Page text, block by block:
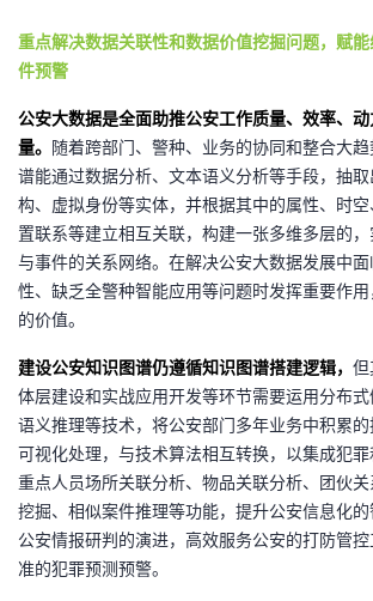
重点解决数据关联性和数据价值挖掘问题，赋
件预警
公安大数据是全面助推公安工作质量、效率、
量。 随着跨部门、警种、业务的协同和整合大
谱能通过数据分析、文本语义分析等手段，抽
构、虚拟身份等实体，并根据其中的属性、时
置联系等建立相互关联，构建一张多维多层的
与事件的关系网络。在解决公安大数据发展中
性、缺乏全警种智能应用等问题时发挥重要作
的价值。
建设公安知识图谱仍遵循知识图谱搭建逻辑， 但
体层建设和实战应用开发等环节需要运用分布式
语义推理等技术，将公安部门多年业务中积累
可视化处理，与技术算法相互转换，以集成犯
重点人员场所关联分析、物品关联分析、团伙
挖掘、相似案件推理等功能，提升公安信息化
公安情报研判的演进，高效服务公安的打防管
准的犯罪预测预警。